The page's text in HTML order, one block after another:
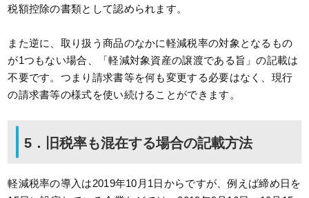
税額控除の書類として認められます。
また逆に、取り扱う商品のなかに軽減税率の対象となるもの
が1つもない場合、「軽減対象資産の譲渡である旨」の記載は
不要です。つまり請求書等を何も変更する必要はなく、現行
の請求書等の様式を使い続けることができます。
5．旧税率も混在する場合の記載方法
軽減税率の導入は2019年10月1日からですが、例えば締め日を